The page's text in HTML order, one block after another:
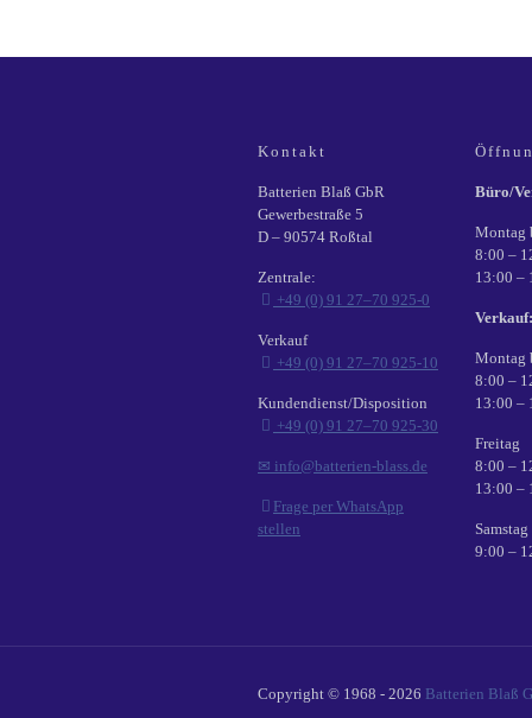
Kontakt
Batterien Blaß GbR
Gewerbestraße 5
D – 90574 Roßtal
Zentrale:
+49 (0) 91 27–70 925-0
Verkauf
+49 (0) 91 27–70 925-10
Kundendienst/Disposition
+49 (0) 91 27–70 925-30
✉ info@batterien-blass.de
Frage per WhatsApp
stellen
Büro/
Montag
8:00 –
13:00 –
Montag
8:00 –
13:00 –
Freitag
8:00 –
13:00 –
Samstag
9:00 –
Copyright © 1968 - 2026 Batterien Blaß